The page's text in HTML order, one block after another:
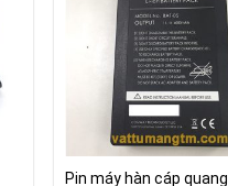
Pin máy hàn cáp quang